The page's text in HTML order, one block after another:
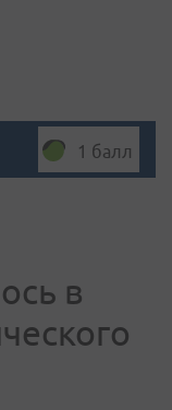
1 балл
в